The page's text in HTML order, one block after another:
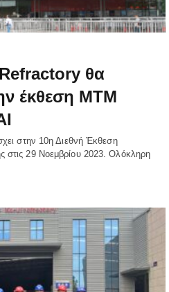
θα
έκθεση MTM
στην 10η Διεθνή Έκθεση
στις 29 Νοεμβρίου 2023. Ολόκληρη